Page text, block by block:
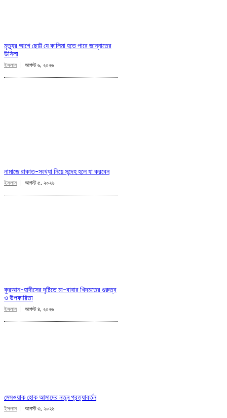
মৃত্যুর আগে ছোট্ট যে কালিমা হতে পারে জান্নাতের
উসিলা
ইসলাম আগস্ট ৬, ২০২৬
নামাজে রাকাত-সংখ্যা নিয়ে সন্দেহ হলে যা করবেন
ইসলাম আগস্ট ৫, ২০২৬
কুরআন-হাদীসের দৃষ্টিতে মা-বাবার খিদমতের গুরুত্ব
ও উপকারিতা
ইসলাম আগস্ট ৪, ২০২৬
মেসওয়াক হোক আমাদের নতুন প্রত্যাবর্তন
ইসলাম আগস্ট ৩, ২০২৬